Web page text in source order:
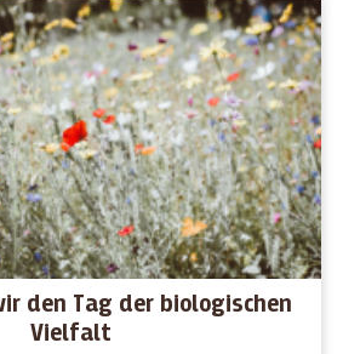
den Tag der biologischen
Vielfalt